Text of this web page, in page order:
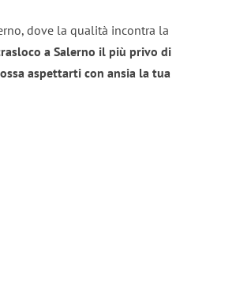
dove la qualità incontra la
a Salerno il più privo di
aspettarti con ansia la tua